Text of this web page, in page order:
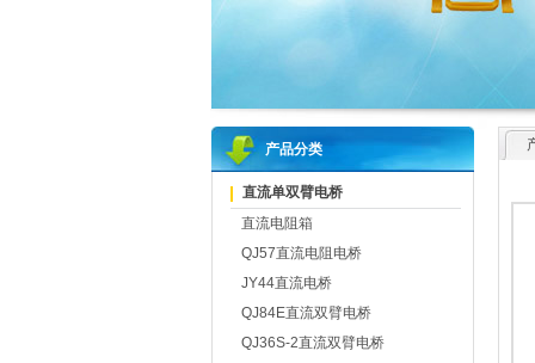
产品分类
直流单双臂电桥
直流电阻箱
QJ57直流电阻电桥
JY44直流电桥
QJ84E直流双臂电桥
QJ36S-2直流双臂电桥